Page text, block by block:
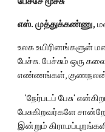
எஸ். முத்துக்கண்ணு,
உலக உயிரினங்களுள்
பேச்சு. பேச்சும் ஒரு
எண்ணங்கள்,
    'நேர்படப் பேசு' என்கிறார் பாரதியார். நேர்மையாகப்
பேசுகிறவர்களே
இன்றும்